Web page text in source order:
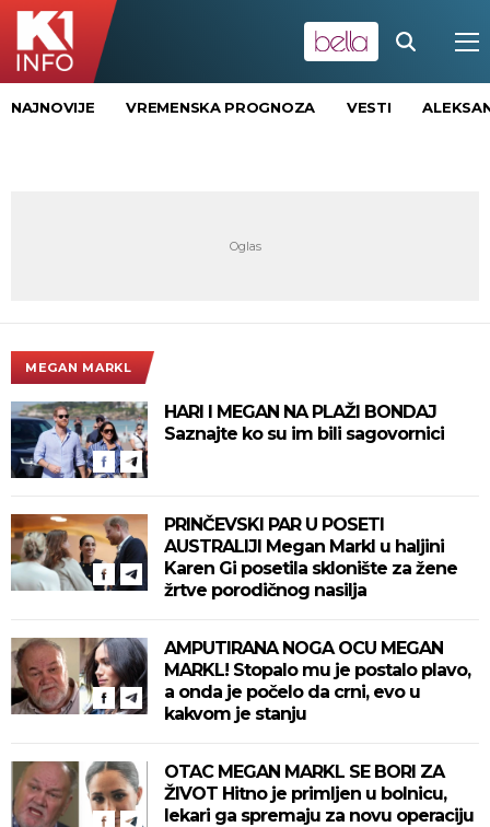
NAJNOVIJE VREMENSKA PROGNOZA VESTI
MEGAN MARKL
HARI I MEGAN NA PLAŽI BONDAJ
Saznajte ko su im bili sagovornici
PRINČEVSKI PAR U POSETI
AUSTRALIJI Megan Markl u haljini
Karen Gi posetila sklonište za žene
žrtve porodičnog nasilja
AMPUTIRANA NOGA OCU MEGAN
MARKL! Stopalo mu je postalo plavo,
a onda je počelo da crni, evo u
kakvom je stanju
OTAC MEGAN MARKL SE BORI ZA
ŽIVOT Hitno je primljen u bolnicu,
lekari ga spremaju za novu operaciju